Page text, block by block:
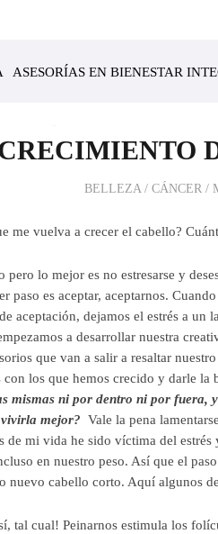
ASESORÍAS EN BIENESTAR
BELLEZA/CÁNCER /
me vuelva a crecer el cabello?
lo mejor es no estresarse y
paso es aceptar, aceptarnos.
aceptación, dejamos el estrés a
a desarrollar nuestra
que van a salir a resaltar
con los que hemos crecido y darle
mismas ni por dentro ni por fuera,
mejor? Vale la pena
de mi vida he sido víctima del estrés
en nuestro peso. Así que el
nuevo cabello corto. Aquí algunos
tal cual! Peinarnos estimula los